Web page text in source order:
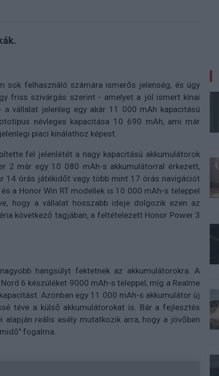
sok felhasználó számára ismerős jelenség, és úgy
friss szivárgás szerint - amelyet a jól ismert kínai
vállalat jelenleg egy akár 11 000 mAh kapacitású
névleges kapacitása 10 690 mAh, ami már
piaci kínálathoz képest.
fel jelenlétét a nagy kapacitású akkumulátorok
2 már egy 10 080 mAh-s akkumulátorral érkezett,
14 órás játékidőt vagy több mint 17 órás navigációt
a Honor Win RT modellek is 10 000 mAh-s teleppel
hogy a vállalat hosszabb ideje dolgozik ezen az
következő tagjában, a feltételezett Honor Power 3
hangsúlyt fektetnek az akkumulátorokra. A
6 készüléket 9000 mAh-s teleppel, míg a Realme
Azonban egy 11 000 mAh-s akkumulátor új
téve a külső akkumulátorokat is. Bár a fejlesztés
reális esély mutatkozik arra, hogy a jövőben
fogalma.